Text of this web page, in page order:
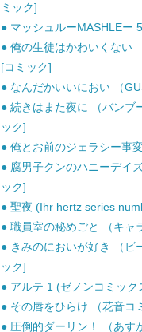
ミック]
● マッシュルーMASHLEー
● 俺の生徒はかわいくない
[コミック]
● なんだかいいにおい （
● 続きはまた夜に （バンブ
ック]
● 俺とお前のジェラシー事
● 腐男子クンのハニーデイ
ック]
● 聖夜 (Ihr hertz series
● 職員室の秘めごと （キャ
● きみのにおいが好き （ビ
ック]
● アルテ 1 (ゼノンコミッ
● その唇をひらけ （花音コ
● 圧倒的ダーリン！ （あす